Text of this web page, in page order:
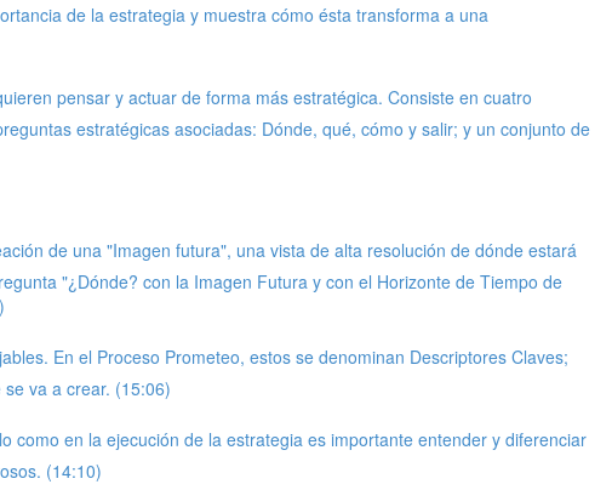
de la estrategia y muestra cómo ésta transforma a una
pensar y actuar de forma más estratégica. Consiste en cuatro
estratégicas asociadas: Dónde, qué, cómo y salir; y un conjunto de
de una "Imagen futura", una vista de alta resolución de dónde estará
"¿Dónde? con la Imagen Futura y con el Horizonte de Tiempo de
En el Proceso Prometeo, estos se denominan Descriptores Claves;
va a crear. (15:06)
en la ejecución de la estrategia es importante entender y diferenciar
(14:10)